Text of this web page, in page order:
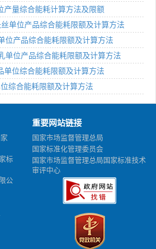
产量综合能耗计算方法及限额
单位产品综合能耗限额及计算方法
位产品综合能耗限额及计算方法
单位产品综合能耗限额及计算方法
单位综合能耗限额及计算方法
综合能耗限额及计算方法
标
公
重要网站链接
国家市场监督管理总局
国家标准化管理委员会
国家市场监督管理总局国家标准技术
审评中心